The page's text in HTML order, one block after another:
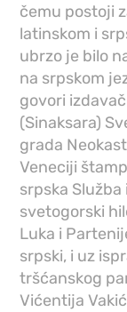
čemu postoji
latinskom i
ubrzo je bilo
na srpskom
govori
(Sinaksara)
grada
Veneciji
srpska
svetogorski
Luka i
srpski, i uz
tršćanskog
Vićentija